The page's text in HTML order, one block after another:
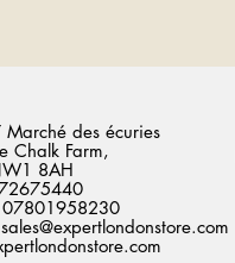
des écuries
Chalk Farm,
8AH
07801958230
sales@expertlondonstore.com